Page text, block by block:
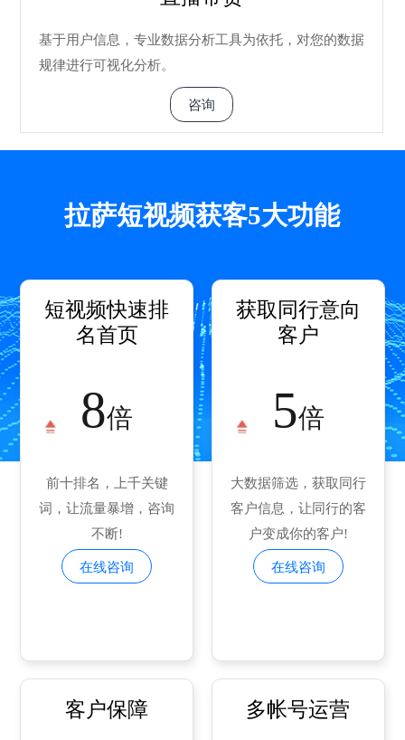
基于用户信息，专业数据分析工具为依托，对您的数据
规律进行可视化分析。
咨询
拉萨短视频获客5大功能
短视频快速排
名首页
8倍
前十排名，上千关键
词，让流量暴增，咨询
不断!
在线咨询
获取同行意向
客户
5倍
大数据筛选，获取同行
客户信息，让同行的客
户变成你的客户!
在线咨询
客户保障 多帐号运营